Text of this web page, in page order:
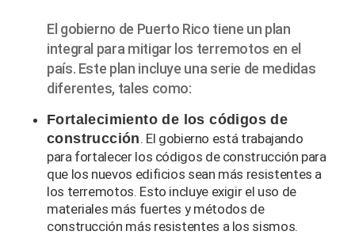
El gobierno de Puerto Rico tiene un plan
integral para mitigar los terremotos en el
país. Este plan incluye una serie de medidas
diferentes, tales como:
Fortalecimiento de los códigos de
construcción. El gobierno está trabajando
para fortalecer los códigos de construcción para
que los nuevos edificios sean más resistentes a
los terremotos. Esto incluye exigir el uso de
materiales más fuertes y métodos de
construcción más resistentes a los sismos.